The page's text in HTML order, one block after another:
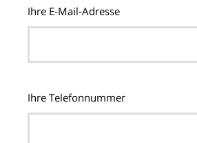
Ihre E-Mail-Adresse
Ihre Telefonnummer